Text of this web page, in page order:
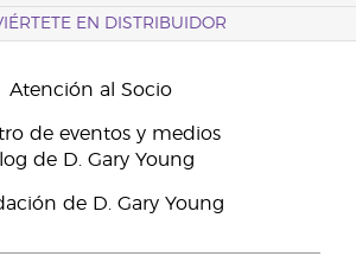
EN DISTRIBUIDOR
Atención al Socio
de eventos y medios
de D. Gary Young
de D. Gary Young